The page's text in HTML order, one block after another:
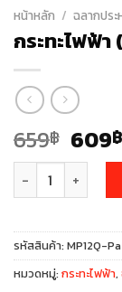
หน้าหลัก / ฉลากปร
กระทะไฟฟ้า
659฿
was:
659
609฿
จำนวน กระทะไฟฟ้
รหัสสินค้า: MP12Q-
หมวดหมู่: กระทะไฟฟ้า,